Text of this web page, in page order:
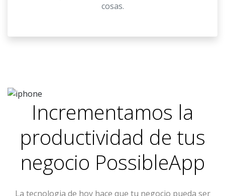
cosas.
Incrementamos la
productividad de tus
negocio PossibleApp
La tecnologia de hoy hace que tu negocio pueda ser